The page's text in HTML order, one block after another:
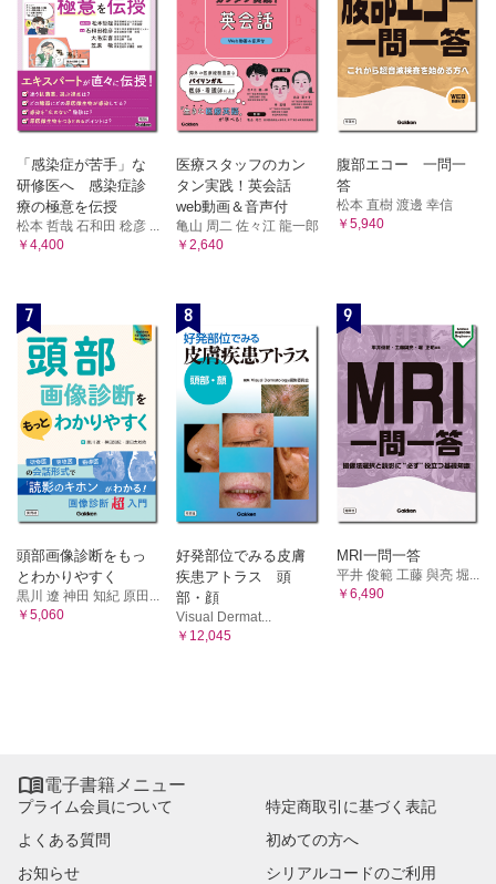
る運動調節/
④高次運動機能
5 感覚の生理
①感覚の一般的特性/②特殊感覚/③体性感覚（皮膚感覚・深
部感覚）/
④内臓感覚（臓器感覚・内臓痛覚）/⑤発痛物質と痛みの抑制
6 内分泌
①ホルモンの一般的性質/②それぞれの内分泌腺とホルモンの
作用
①血液の役割/②血液の成分と組成/③止血/④血液型/⑤免疫
9 骨の生理
①骨の成長/②カルシウム代謝調節ホルモン
10 循 環
①心臓/②血管/③循環の調節
11 呼吸の生理学
①換気/②ガス交換と運搬/③呼吸周期の調節
12 尿の生成と排泄
①腎臓の構造と機能/②尿の生成/③腎血流量/④排尿/⑤腎臓に
よる体液の調節
13 栄養と代謝
①生体に必要な栄養素/②エネルギー代謝/③栄養素の代謝/④
食物と栄養
①消化器系の構成とはたらき/②食物の消化と吸収/③各栄養
①細胞・組織の加齢現象/②高齢者の生理学的特徴/③運動と
加齢
①成長に伴うからだや運動能力の発達/②競技者の生理学的特
「感染症が苦手」な
研修医へ 感染症診
療の極意を伝授
松本 哲哉 石和田 稔彦 ...
￥4,400
医療スタッフのカン
タン実践！英会話
web動画＆音声付
亀山 周二 佐々江 龍一郎
￥2,640
腹部エコー 一問一
答
松本 直樹 渡邊 幸信
￥5,940
7
頭部画像診断をもっ
とわかりやすく
黒川 遼 神田 知紀 原田...
￥5,060
8
好発部位でみる皮膚
疾患アトラス 頭
部・顔
Visual Dermat...
￥12,045
9
MRI一問一答
平井 俊範 工藤 與亮 堀...
￥6,490
電子書籍メニュー
プライム会員について
特定商取引に基づく表記
よくある質問
初めての方へ
お知らせ
シリアルコードのご利用